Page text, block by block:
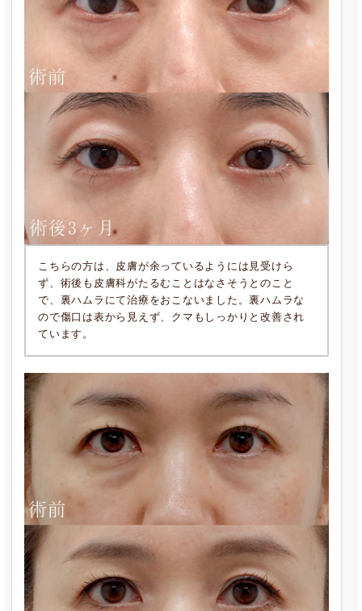
こちらの方は、皮膚が余っているようには見受けら
ず、術後も皮膚科がたるむことはなさそうとのこと
で、裏ハムラにて治療をおこないました。裏ハムラな
ので傷口は表から見えず、クマもしっかりと改善され
ています。